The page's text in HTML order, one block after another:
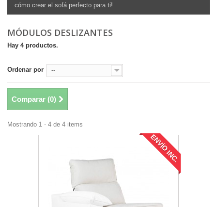
cómo crear el sofá perfecto para ti!
MÓDULOS DESLIZANTES
Hay 4 productos.
Ordenar por --
Comparar (0)
Mostrando 1 - 4 de 4 items
ENVÍO INC.